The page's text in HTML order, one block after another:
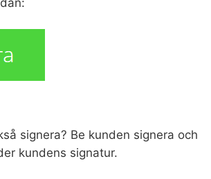
signera? Be kunden signera och
kundens signatur.